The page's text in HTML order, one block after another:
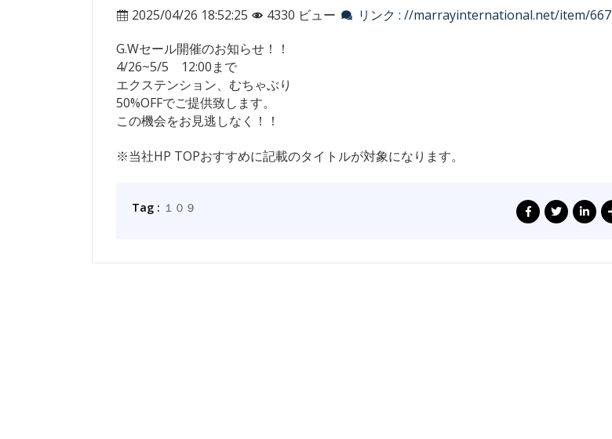
2025/04/26 18:52:25 4330 ビュー
リンク : //marrayinternational.net/item/667
G.Wセール開催のお知らせ！！
4/26~5/5 12:00まで
エクステンション、むちゃぶり
50%OFFでご提供致します。
この機会をお見逃しなく！！
※当社HP TOPおすすめに記載のタイトルが対象になります。
Tag : １０９